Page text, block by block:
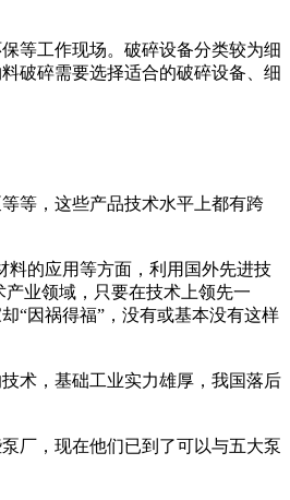
等工作现场。破碎设备分类较为细
破碎需要选择适合的破碎设备、细
等，这些产品技术水平上都有跨
料的应用等方面，利用国外先进技
业领域，只要在技术上领先一
“因祸得福”，没有或基本没有这样
术，基础工业实力雄厚，我国落后
厂，现在他们已到了可以与五大泵